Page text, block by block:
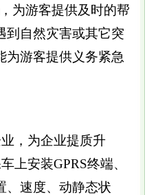
为游客提供及时的帮
到自然灾害或其它突
为游客提供义务紧急
，为企业提质升
上安装GPRS终端、
、速度、动静态状